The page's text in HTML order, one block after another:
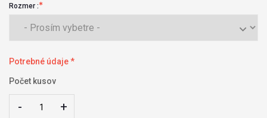
Rozmer :
Potrebné údaje *
Počet kusov
- +
- +